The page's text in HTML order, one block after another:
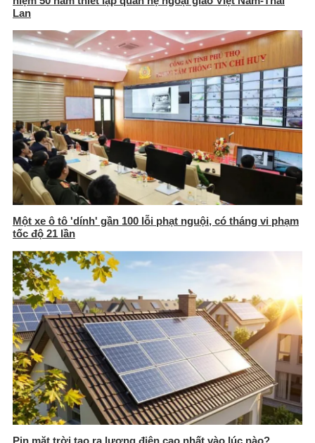
Lan
Một xe ô tô 'dính' gần 100 lỗi phạt nguội, có tháng vi phạm
tốc độ 21 lần